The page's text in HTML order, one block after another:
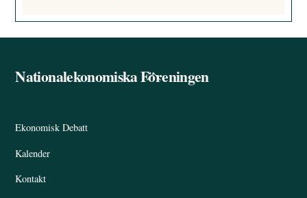
Back
Nationalekonomiska Föreningen
Ekonomisk Debatt
Kalender
Kontakt